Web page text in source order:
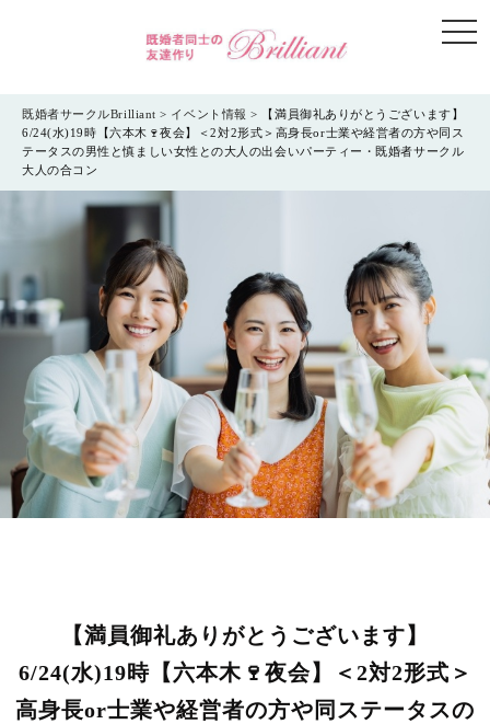
既婚者サークルBrilliant > イベント情報 >
【満員御礼ありがとうございます】
6/24(水)19時【六本木🍷夜会】＜2対2形式＞高身長or士業や経営者の方や同ス
テータスの男性と慎ましい女性との大人の出会いパーティー・既婚者サークル
大人の合コン
【満員御礼ありがとうございます】
6/24(水)19時【六本木🍷夜会】＜2対2形式＞
高身長or士業や経営者の方や同ステータスの